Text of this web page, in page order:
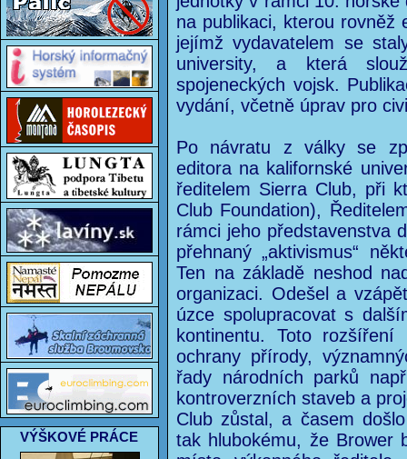
VÝŠKOVÉ PRÁCE
na publikaci, kterou rovněž
jejímž vydavatelem se
university, a která
spojeneckých vojsk.
vydání, včetně úprav pro
Po návratu z války se
editora na kalifornské
ředitelem Sierra Club, při
Club Foundation),
rámci jeho představenstva
přehnaný „aktivismus“
Ten na základě neshod
organizaci. Odešel a
úzce spolupracovat s
kontinentu. Toto
ochrany přírody,
řady národních parků
kontroverzních staveb a
Club zůstal, a časem
tak hlubokému, že Brower